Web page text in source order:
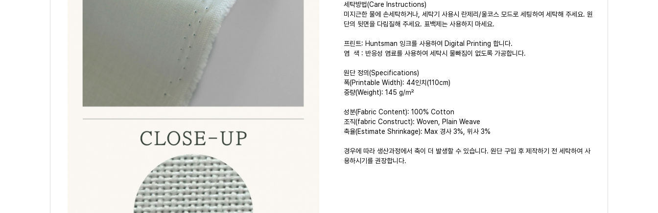
세탁방법(Care Instructions)
미지근한 물에 손세탁하거나, 세탁기 사용시 란제리/울코스 모드로 세팅하여 세탁해 주세요. 원
단의 뒷면을 다림질해 주세요. 표백제는 사용하지 마세요.
프린트: Huntsman 잉크를 사용하여 Digital Printing 합니다.
염 색 : 반응성 염료를 사용하여 세탁시 물빠짐이 없도록 가공합니다.
원단 정의(Specifications)
폭(Printable Width): 44인치(110cm)
중량(Weight): 145 g/㎡
성분(Fabric Content): 100% Cotton
조직(fabric Construct): Woven, Plain Weave
축율(Estimate Shrinkage): Max 경사 3%, 위사 3%
경우에 따라 생산과정에서 축이 더 발생할 수 있습니다. 원단 구입 후 제작하기 전 세탁하여 사
용하시기를 권장합니다.